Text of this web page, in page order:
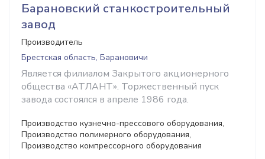
Барановский станкостроительный
завод
Производитель
Брестская область, Барановичи
Является филиалом Закрытого акционерного
общества «АТЛАНТ». Торжественный пуск
завода состоялся в апреле 1986 года.
Производство кузнечно-прессового оборудования,
Производство полимерного оборудования,
Производство компрессорного оборудования